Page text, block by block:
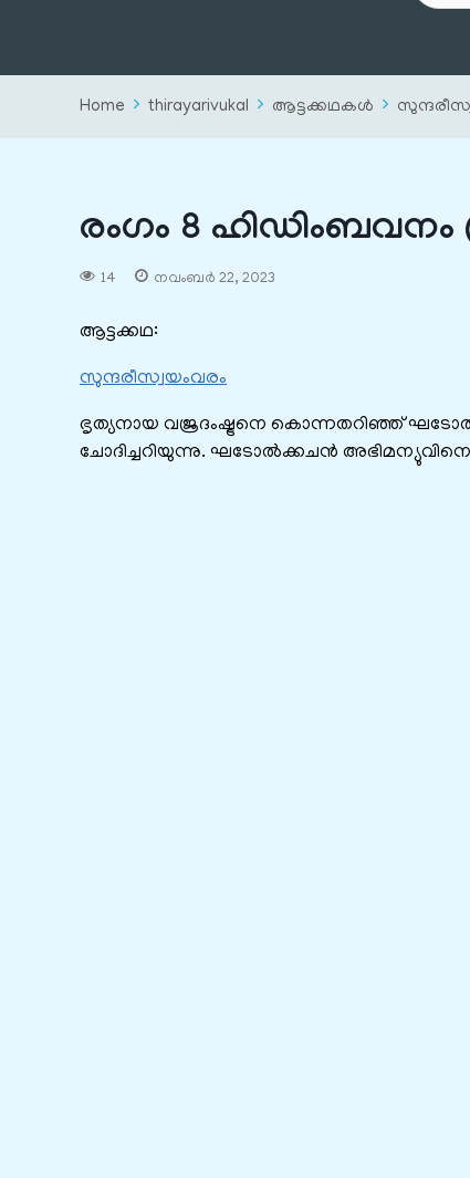
Home thirayarivukal ആട്ടക്കഥകൾ
രംഗം 8
14 നവംബർ 22, 2023
ആട്ടക്കഥ:
സുന്ദരീസ്വയംവരം
ഭൃത്യനായ വജ്രദംഷ്ട്രനെ കൊന്നതറിഞ്ഞ്
ചോദിച്ചറിയുന്നു. ഘടോൽക്കചൻ